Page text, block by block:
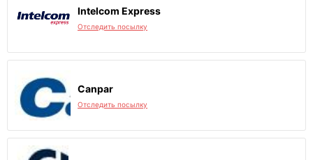
Intelcom Express
Отследить посылку
Canpar
Отследить посылку